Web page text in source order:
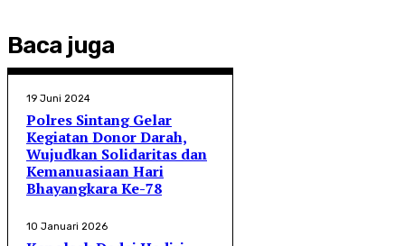
Baca juga
19 Juni 2024
Polres Sintang Gelar
Kegiatan Donor Darah,
Wujudkan Solidaritas dan
Kemanuasiaan Hari
Bhayangkara Ke-78
10 Januari 2026